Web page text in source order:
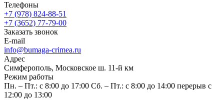
Телефоны
+7 (978) 824-88-51
+7 (3652) 77-79-00
Заказать звонок
E-mail
info@bumaga-crimea.ru
Адрес
Симферополь, Московское ш. 11-й км
Режим работы
Пн. – Пт.: с 8:00 до 17:00 Сб. – Пт.: с 8:00 до 14:00 перерыв с
12:00 до 13:00